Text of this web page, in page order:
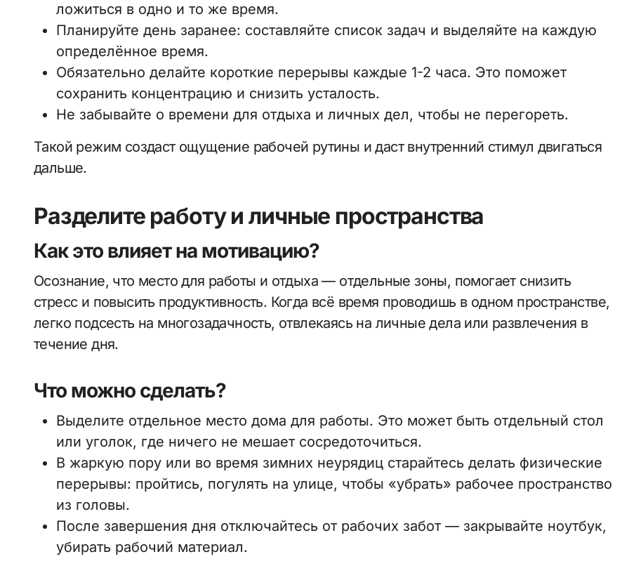
ложиться в одно и то же время.
Планируйте день заранее: составляйте список задач и выделяйте на каждую
определённое время.
Обязательно делайте короткие перерывы каждые 1-2 часа. Это поможет
сохранить концентрацию и снизить усталость.
Не забывайте о времени для отдыха и личных дел, чтобы не перегореть.
Такой режим создаст ощущение рабочей рутины и даст внутренний стимул двигаться
дальше.
Разделите работу и личные пространства
Как это влияет на мотивацию?
Осознание, что место для работы и отдыха — отдельные зоны, помогает снизить
стресс и повысить продуктивность. Когда всё время проводишь в одном пространстве,
легко подсесть на многозадачность, отвлекаясь на личные дела или развлечения в
течение дня.
Что можно сделать?
Выделите отдельное место дома для работы. Это может быть отдельный стол
или уголок, где ничего не мешает сосредоточиться.
В жаркую пору или во время зимних неурядиц старайтесь делать физические
перерывы: пройтись, погулять на улице, чтобы «убрать» рабочее пространство
из головы.
После завершения дня отключайтесь от рабочих забот — закрывайте ноутбук,
убирать рабочий материал.